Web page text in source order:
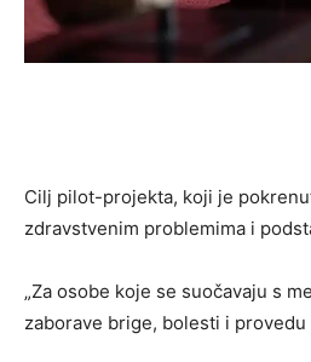
Cilj pilot-projekta, koji je
zdravstvenim problemima i
„Za osobe koje se suočavaju s
zaborave brige, bolesti i